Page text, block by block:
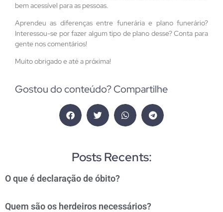
bem acessível para as pessoas.
Aprendeu as diferenças entre funerária e plano funerário?
Interessou-se por fazer algum tipo de plano desse? Conta para
gente nos comentários!
Muito obrigado e até a próxima!
Gostou do conteúdo? Compartilhe
Posts Recents:
O que é declaração de óbito?
Quem são os herdeiros necessários?